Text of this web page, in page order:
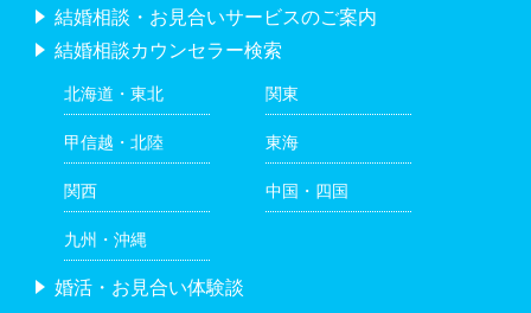
結婚相談・お見合いサービスのご案内
結婚相談カウンセラー検索
北海道・東北 関東
甲信越・北陸 東海
関西 中国・四国
九州・沖縄
婚活・お見合い体験談